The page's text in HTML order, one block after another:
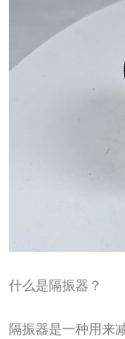
什么是隔振器？
隔振器是一种用来